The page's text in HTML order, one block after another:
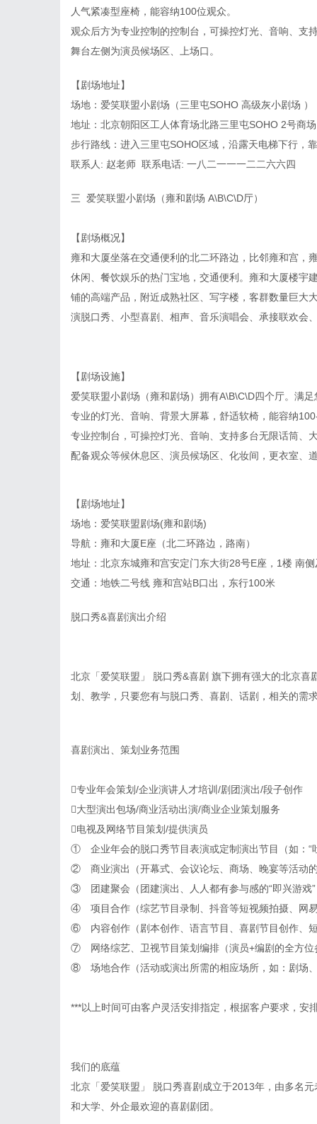
人气紧凑型座椅，能容纳100位观众。
观众后方为专业控制的控制台，可操控灯光、音响、支
舞台左侧为演员候场区、上场口。
【剧场地址】
场地：爱笑联盟小剧场（三里屯SOHO 高级灰小剧场 ）
地址：北京朝阳区工人体育场北路三里屯SOHO 2号商
步行路线：进入三里屯SOHO区域，沿露天电梯下行，
联系人: 赵老师 联系电话: 一八二一一一二二六六四
三 爱笑联盟小剧场（雍和剧场 A\B\C\D厅）
【剧场概况】
雍和大厦坐落在交通便利的北二环路边，比邻雍和宫，
休闲、餐饮娱乐的热门宝地，交通便利。雍和大厦楼宇
铺的高端产品，附近成熟社区、写字楼，客群数量巨大
演脱口秀、小型喜剧、相声、音乐演唱会、承接联欢会
【剧场设施】
爱笑联盟小剧场（雍和剧场）拥有A\B\C\D四个厅。满
专业的灯光、音响、背景大屏幕，舒适软椅，能容纳
专业控制台，可操控灯光、音响、支持多台无限话筒、
配备观众等候休息区、演员候场区、化妆间，更衣室、
【剧场地址】
场地：爱笑联盟剧场(雍和剧场)
导航：雍和大厦E座（北二环路边，路南）
地址：北京东城雍和宫安定门东大街28号E座，1楼 南
交通：地铁二号线 雍和宫站B口出，东行100米
脱口秀&喜剧演出介绍
北京「爱笑联盟」 脱口秀&喜剧 旗下拥有强大的北京
划、教学，只要您有与脱口秀、喜剧、话剧，相关的需
喜剧演出、策划业务范围
专业年会策划/企业演讲人才培训/剧团演出/段子创作
大型演出包场/商业活动出演/商业企业策划服务
电视及网络节目策划/提供演员
① 企业年会的脱口秀节目表演或定制演出节目（如：“
② 商业演出（开幕式、会议论坛、商场、晚宴等活动
③ 团建聚会（团建演出、人人都有参与感的“即兴游戏
④ 项目合作（综艺节目录制、抖音等短视频拍摄、网
⑥ 内容创作（剧本创作、语言节目、喜剧节目创作、
⑦ 网络综艺、卫视节目策划编排（演员+编剧的全方位
⑧ 场地合作（活动或演出所需的相应场所，如：剧场
***以上时间可由客户灵活安排指定，根据客户要求，安
我们的底蕴
北京「爱笑联盟」 脱口秀喜剧成立于2013年，由多名
和大学、外企最欢迎的喜剧剧团。